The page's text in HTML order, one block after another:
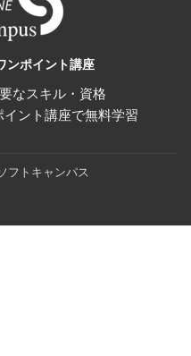
ンポイント講座
なスキル・資格
ント講座で無料学習
フトキャンパス